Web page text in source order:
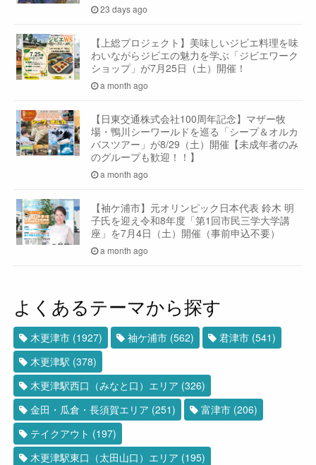
23 days ago
【上総プロジェクト】美味しいジビエ料理を味
わいながらジビエの魅力を学ぶ「ジビエワーク
ショップ」が7月25日（土）開催！
a month ago
【日東交通株式会社100周年記念】マザー牧
場・鴨川シーワールドを巡る「シープ＆オルカ
バスツアー」が8/29（土）開催【未成年者のみ
のグループも歓迎！！】
a month ago
【袖ケ浦市】元オリンピック日本代表 鈴木 明
子氏を迎え令和8年度「第1回市民三学大学講
座」を7月4日（土）開催（事前申込不要）
a month ago
よくあるテーマから探す
木更津市 (1927) 袖ケ浦市 (562) 君津市 (541)
木更津駅 (378)
木更津駅西口（みなと口）エリア (326)
金田・瓜倉・長須賀エリア (251) 富津市 (206)
テイクアウト (197)
木更津駅東口（太田山口）エリア (195)